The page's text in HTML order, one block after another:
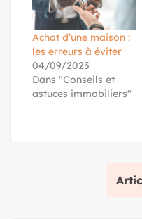
Achat d’une maison :
les erreurs à éviter
04/09/2023
Dans "Conseils et
astuces immobiliers"